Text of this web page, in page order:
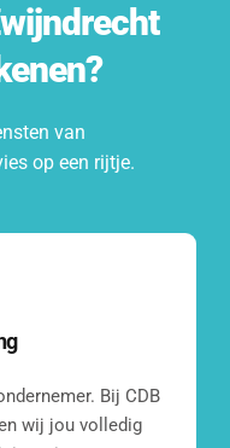
van
op een rijtje.
Bij CDB
wij jou volledig